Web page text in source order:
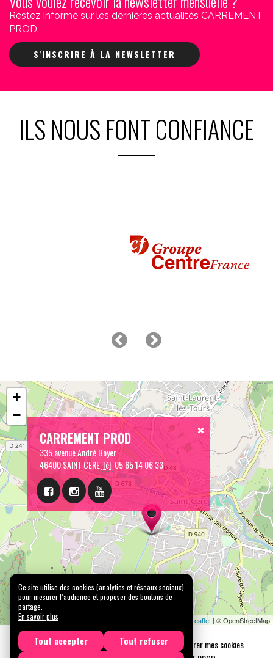
Restez informé sur les dernières actualités CARREMENT
PROD.
S'INSCRIRE À LA NEWSLETTER
ILS NOUS FONT CONFIANCE
CARREMENT PROD
335 avenue André Boyer
46400 SAINT CERETél:05 65 14 06 33
+
−
Leaflet | © OpenStreetMap
Mentions légales Confidentialité
Gérer mes cookies
Ce site utilise des cookies (analytics et réseaux sociaux)
pour mesurer l’audience et proposer des boutons de
partage.
En savoir plus
Tout accepter
Tout refuser